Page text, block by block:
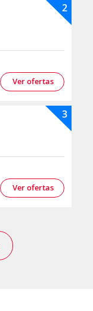
2
Ver ofertas
3
Ver ofertas